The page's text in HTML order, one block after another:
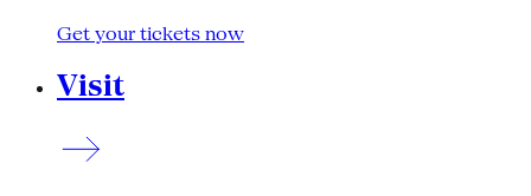
Get your tickets now
Visit